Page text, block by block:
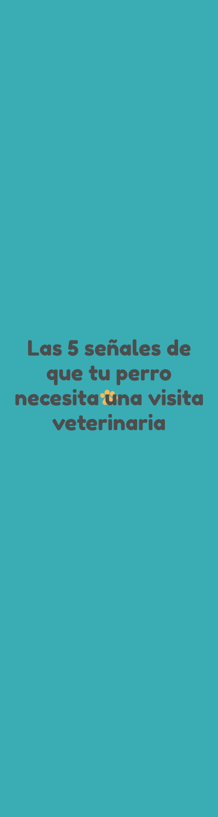
Las 5 señales de
que tu perro
necesita una visita
veterinaria